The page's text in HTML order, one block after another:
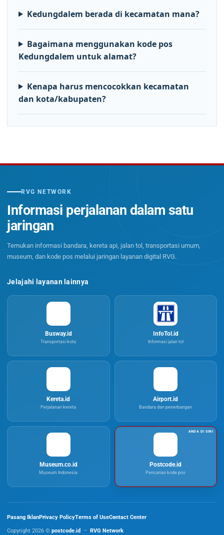
Kedungdalem berada di kecamatan mana?
Bagaimana menggunakan kode pos
Kedungdalem untuk alamat?
Kenapa harus mencocokkan kecamatan
dan kota/kabupaten?
RVG NETWORK
Informasi perjalanan dalam satu
jaringan
Temukan informasi bandara, kereta api, jalan tol, transportasi umum,
museum, dan kode pos melalui jaringan layanan digital RVG.
Jelajahi layanan lainnya
Busway.id
Transportasi kota
InfoTol.id
Informasi jalan tol
Kereta.id
Perjalanan kereta
Airport.id
Bandara dan penerbangan
Museum.co.id
Museum Indonesia
Postcode.id
Pencarian kode pos
Pasang IklanPrivacy PolicyTerms of UseContact Center
Copyright 2026 © postcode.id – RVG Network